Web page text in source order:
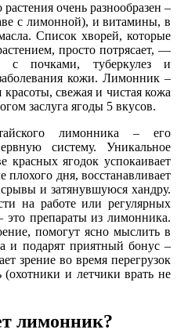
очень разнообразен –
с лимонной), и витамины, в
Список хворей, которые
просто потрясает, —
почками, туберкулез и
кожи. Лимонник –
свежая и чистая кожа
заслуга ягоды 5 вкусов.
лимонника – его
систему. Уникальное
красных ягодок успокаивает
плохого дня, восстанавливает
и затянувшуюся хандру.
на работе или регулярных
препараты из лимонника.
помогут ясно мыслить в
и подарят приятный бонус –
зрение во время перегрузок
и летчики врать не
лимонник?